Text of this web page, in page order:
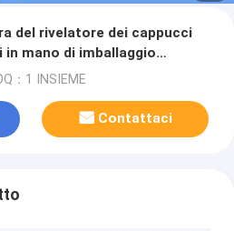
del rivelatore dei cappucci
mano di imballaggio
：1 INSIEME
Contattaci